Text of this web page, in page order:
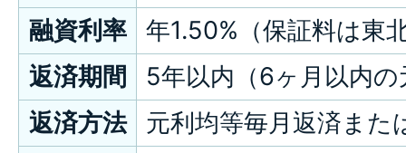
融資利率
年1.50%（保証料は東
返済期間
5年以内（6ヶ月以内
返済方法
元利均等毎月返済また